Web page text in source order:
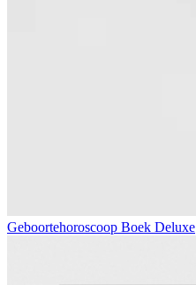
Geboortehoroscoop Boek Deluxe